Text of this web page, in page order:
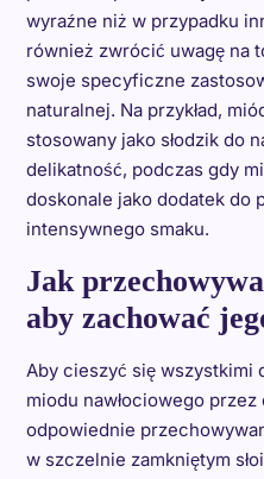
wyraźne niż w przypadku
również zwrócić uwagę na
swoje specyficzne
naturalnej. Na przykład,
stosowany jako słodzik do
delikatność, podczas gdy
doskonale jako dodatek do
intensywnego smaku.
Jak
aby zachować
Aby cieszyć się wszystkimi
miodu nawłociowego
odpowiednie
w szczelnie zamkniętym